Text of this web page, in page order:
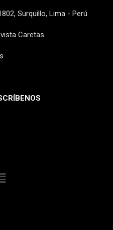
Surquillo, Lima - Perú
Caretas